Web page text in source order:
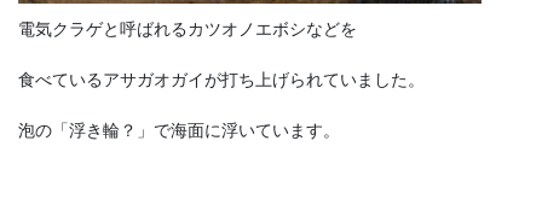
電気クラゲと呼ばれるカツオノエボシなどを
食べているアサガオガイが打ち上げられていました。
泡の「浮き輪？」で海面に浮いています。